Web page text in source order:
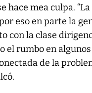
hace mea culpa.
eso en parte la
con la clase
el rumbo en
de la